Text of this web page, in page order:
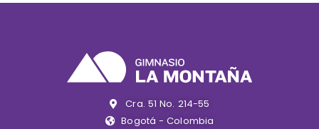
Cra. 51 No. 214-55
Bogotá - Colombia